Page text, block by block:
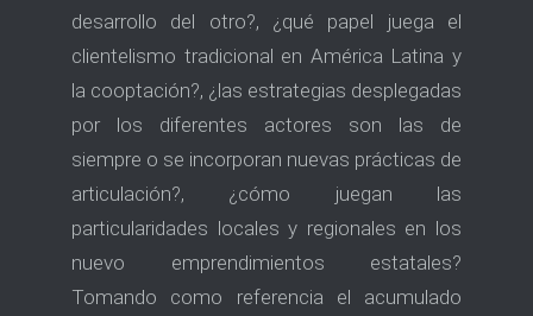
desarrollo del otro?, ¿qué papel juega el
clientelismo tradicional en América Latina y
la cooptación?, ¿las estrategias desplegadas
por los diferentes actores son las de
siempre o se incorporan nuevas prácticas de
articulación?, ¿cómo juegan las
particularidades locales y regionales en los
nuevo emprendimientos estatales?
Tomando como referencia el acumulado